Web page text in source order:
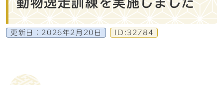
更新日： 2026年2月20日 ID:32784